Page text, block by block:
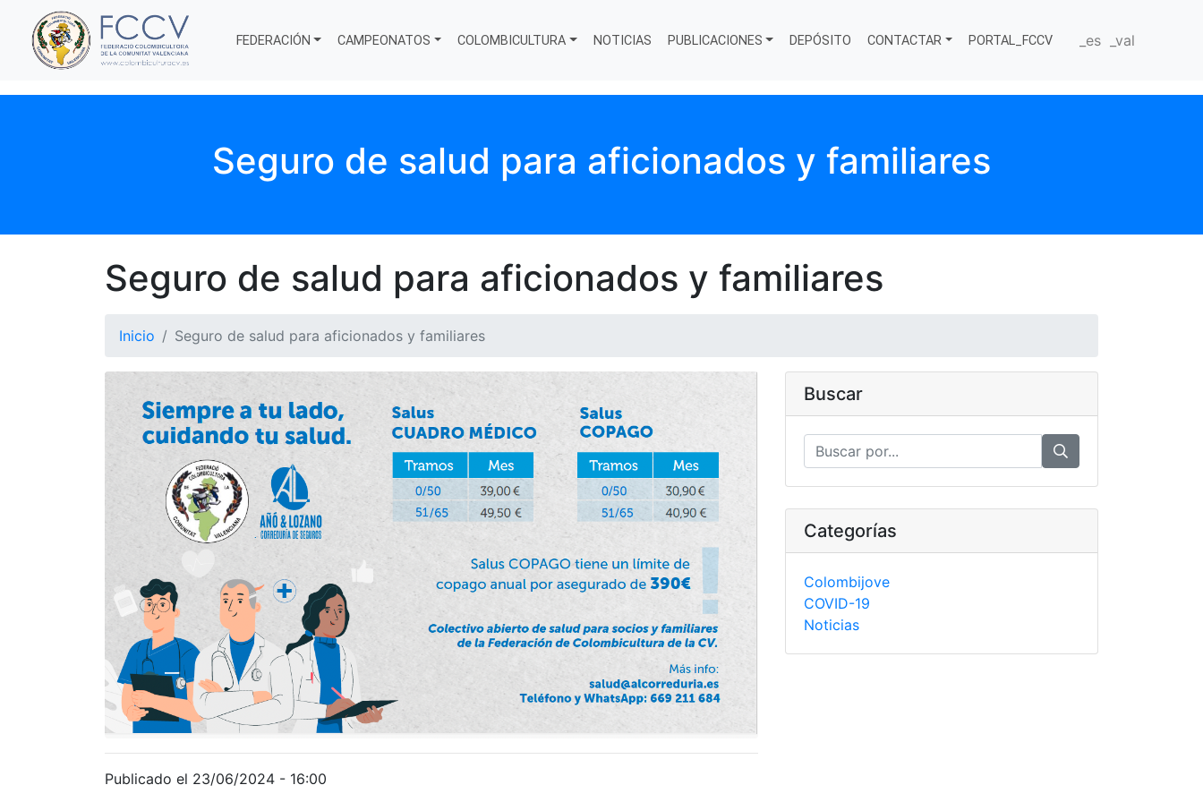
FEDERACIÓN CAMPEONATOS COLOMBICULTURA NOTICIAS PUBLICACIONES DEPÓSITO CONTACTAR PORTAL_FCCV _es _val
Seguro de salud para aficionados y familiares
Seguro de salud para aficionados y familiares
Inicio Seguro de salud para aficionados y familiares
Publicado el 23/06/2024 - 16:00
Buscar
Categorías
Colombijove
COVID-19
Noticias